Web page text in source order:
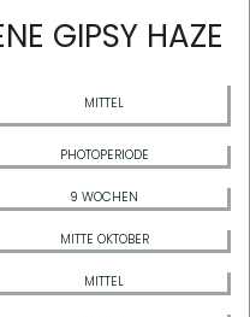
GIPSY HAZE
MITTEL
PHOTOPERIODE
9 WOCHEN
MITTE OKTOBER
MITTEL